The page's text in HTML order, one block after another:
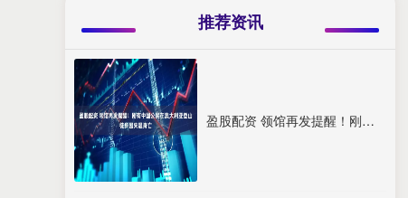
推荐资讯
盈股配资 领馆再发提醒！刚有中国公民在澳大利亚登山徒步因失温身亡